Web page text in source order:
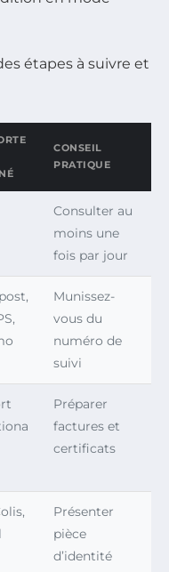
étapes à suivre et
CONSEIL
PRATIQUE
Consulter au
moins une
fois par jour
Munissez-
vous du
numéro de
suivi
Préparer
factures et
certificats
Présenter
pièce
d’identité